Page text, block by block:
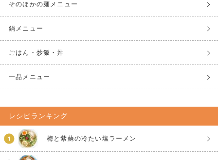
そのほかの麺メニュー
鍋メニュー
ごはん・炒飯・丼
一品メニュー
レシピランキング
梅と紫蘇の冷たい塩ラーメン